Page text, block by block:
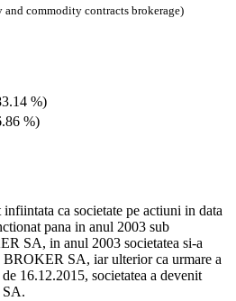
and commodity contracts brokerage)
%)
%)
ca societate pe actiuni in data
pana in anul 2003 sub
SA, in anul 2003 societatea si-a
BROKER SA, iar ulterior ca urmare a
16.12.2015, societatea a devenit
SA.